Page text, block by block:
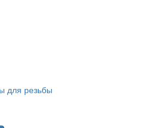
для резьбы